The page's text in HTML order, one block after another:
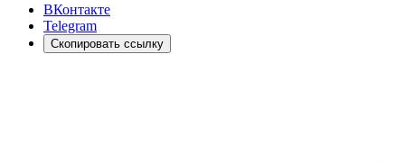
ВКонтакте
Telegram
Скопировать ссылку